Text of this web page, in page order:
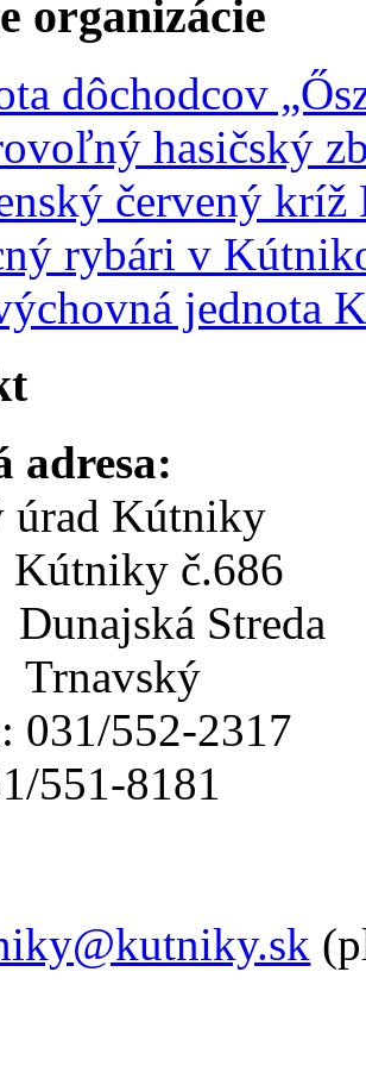
organizácie
dôchodcov
hasičský
červený
rybári v
jednota
adresa:
úrad Kútniky
č.686
Streda
031/552-2317
551-8181